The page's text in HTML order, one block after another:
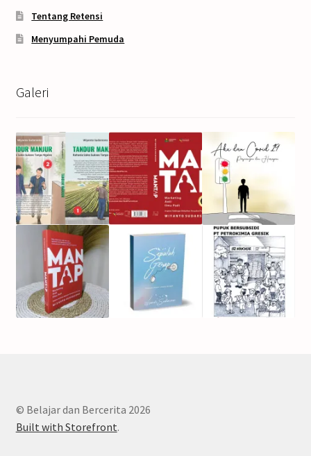
Tentang Retensi
Menyumpahi Pemuda
Galeri
© Belajar dan Bercerita 2026
Built with Storefront.